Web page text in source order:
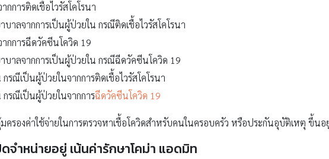
กการติดเชื้อไวรัสโคโรนา
าลจากการเป็นผู้ป่วยใน กรณีติดเชื้อไวรัสโคโรนา
กการฉีดวัคซีนโควิด 19
บาลจากการเป็นผู้ป่วยใน กรณีฉีดวัคซีนโควิด 19
กรณีเป็นผู้ป่วยในจากการติดเชื้อไวรัสโคโรนา
กรณีเป็นผู้ป่วยในจากการฉีดวัคซีนโควิด 19
ครองค่าใช้จ่ายในการตรวจหาเชื้อโควิดสำหรับคนในครอบครัว หรือประกันอุบัติเหตุ ขึ้น
ดจำหน่ายอยู่ เน้นค่ารักษาโคม่า แอดมิท